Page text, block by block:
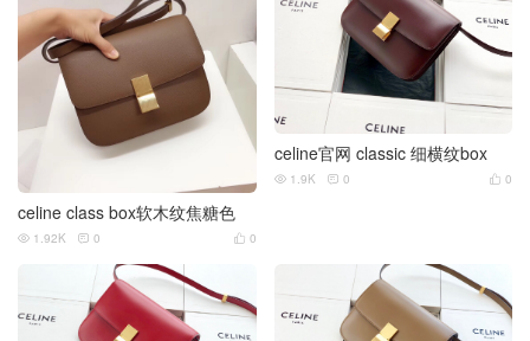
celine class box软木纹焦糖色
 0
 1.92K  0
celine官网 classic 细横纹box
 0
 1.9K  0